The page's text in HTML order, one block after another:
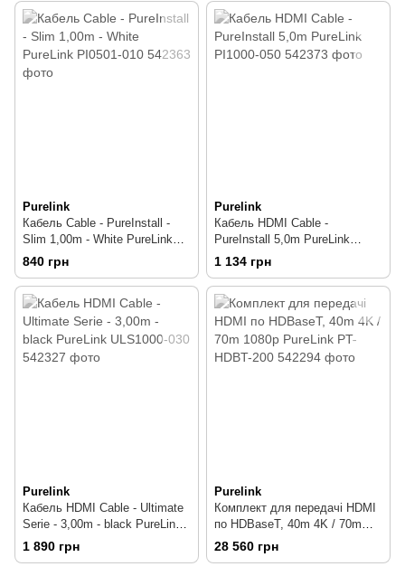
Purelink
Кабель Cable - PureInstall -
Slim 1,00m - White PureLink
PI0501-010
840 грн
Purelink
Кабель HDMI Cable -
PureInstall 5,0m PureLink
PI1000-050
1 134 грн
Purelink
Кабель HDMI Cable - Ultimate
Serie - 3,00m - black PureLink
ULS1000-030
1 890 грн
Purelink
Комплект для передачі HDMI
по HDBaseT, 40m 4K / 70m
1080p PureLink PT-HDBT-200
28 560 грн